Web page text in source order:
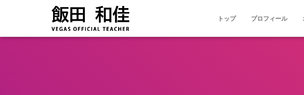
トップ プロフィール